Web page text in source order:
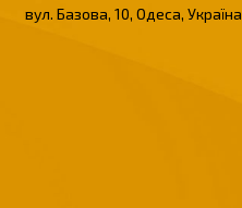
вул. Базова, 10, Одеса, Україна